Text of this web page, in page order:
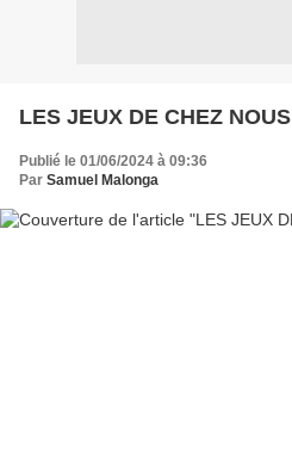
LES JEUX DE CHEZ NOUS
Publié le 01/06/2024 à 09:36
Par Samuel Malonga